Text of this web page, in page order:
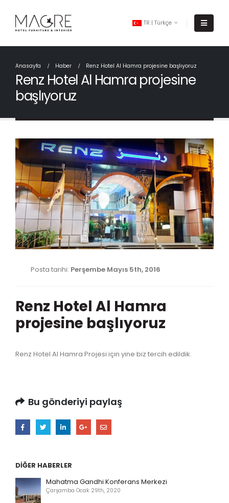
TR | Türkçe
Anasayfa Haber Renz Hotel Al Hamra projesine başlıyoruz
Renz Hotel Al Hamra projesine
başlıyoruz
Posta tarihi: Perşembe Mayıs 5th, 2016
Renz Hotel Al Hamra
projesine başlıyoruz
Renz Hotel Al Hamra Projesi için yine biz tercih edildik.
Bu gönderiyi paylaş
DIĞER HABERLER
Mahatma Gandhi Konferans Merkezi
Çarşamba Ocak 29th, 2020